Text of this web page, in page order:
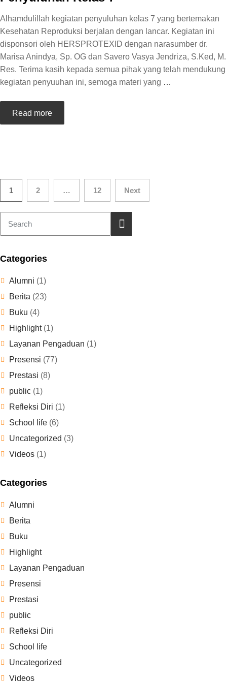
Alhamdulillah kegiatan penyuluhan kelas 7 yang bertemakan
Kesehatan Reproduksi berjalan dengan lancar. Kegiatan ini
disponsori oleh HERSPROTEXID dengan narasumber dr.
Marisa Anindya, Sp. OG dan Savero Vasya Jendriza, S.Ked, M.
Res. Terima kasih kepada semua pihak yang telah mendukung
kegiatan penyuuhan ini, semoga materi yang …
Read more
1 2 … 12 Next
Categories
Alumni (1)
Berita (23)
Buku (4)
Highlight(1)
Layanan Pengaduan (1)
Presensi (77)
Prestasi (8)
public (1)
Refleksi Diri (1)
School life (6)
Uncategorized (3)
Videos (1)
Categories
Alumni
Berita
Buku
Highlight
Layanan Pengaduan
Presensi
Prestasi
public
Refleksi Diri
School life
Uncategorized
Videos